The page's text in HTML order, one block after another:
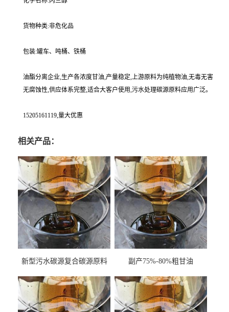
货物种类:非危化品
包装:罐车、吨桶、铁桶
油酯分离企业,生产各浓度甘油,产量稳定,上游原料为纯植物油,无毒无害
无腐蚀性,供应体系完整,适合大客户使用,污水处理碳源原料应用广泛。
15205161119,量大优惠
相关产品：
新型污水碳源复合碳源原料
副产75%-80%粗甘油